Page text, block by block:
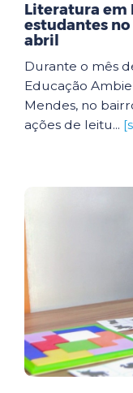
Literatura em
estudantes no
abril
Durante o mês
Educação
Mendes, no
ações de leitu...